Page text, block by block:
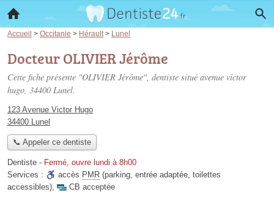
Accueil > Occitanie > Hérault > Lunel
Docteur OLIVIER Jérôme
Cette fiche présente "OLIVIER Jérôme", dentiste situé avenue victor
hugo, 34400 Lunel.
123 Avenue Victor Hugo
34400 Lunel
📞 Appeler ce dentiste
Dentiste - Fermé, ouvre lundi à 8h00
Services :
accès PMR (parking, entrée adaptée, toilettes
accessibles), CB acceptée